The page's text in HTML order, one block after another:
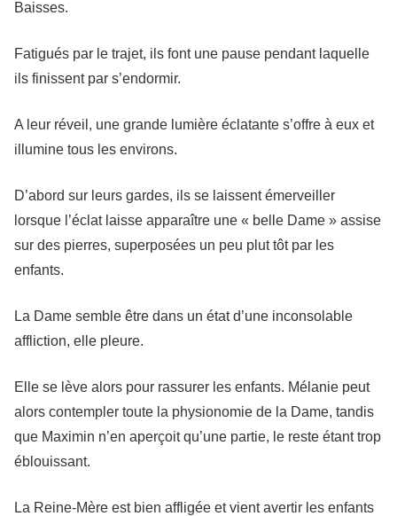
Baisses.
Fatigués par le trajet, ils font une pause pendant laquelle
ils finissent par s’endormir.
A leur réveil, une grande lumière éclatante s’offre à eux et
illumine tous les environs.
D’abord sur leurs gardes, ils se laissent émerveiller
lorsque l’éclat laisse apparaître une « belle Dame » assise
sur des pierres, superposées un peu plut tôt par les
enfants.
La Dame semble être dans un état d’une inconsolable
affliction, elle pleure.
Elle se lève alors pour rassurer les enfants. Mélanie peut
alors contempler toute la physionomie de la Dame, tandis
que Maximin n’en aperçoit qu’une partie, le reste étant trop
éblouissant.
La Reine-Mère est bien affligée et vient avertir les enfants